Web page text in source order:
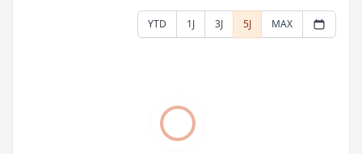
YTD 1J 3J 5J MAX